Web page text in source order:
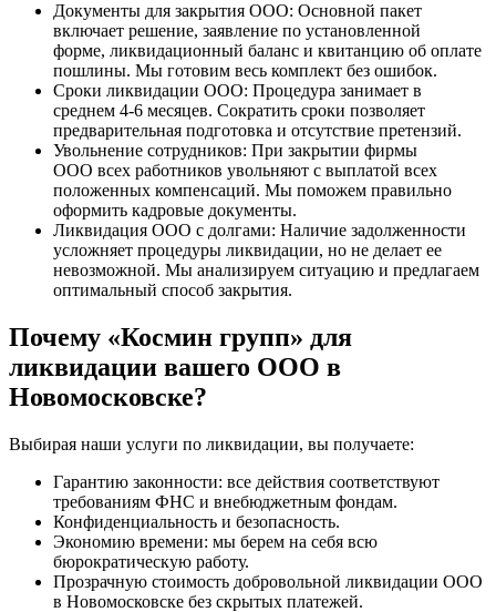
Документы для закрытия ООО: Основной пакет
включает решение, заявление по установленной
форме, ликвидационный баланс и квитанцию об оплате
пошлины. Мы готовим весь комплект без ошибок.
Сроки ликвидации ООО: Процедура занимает в
среднем 4-6 месяцев. Сократить сроки позволяет
предварительная подготовка и отсутствие претензий.
Увольнение сотрудников: При закрытии фирмы
ООО всех работников увольняют с выплатой всех
положенных компенсаций. Мы поможем правильно
оформить кадровые документы.
Ликвидация ООО с долгами: Наличие задолженности
усложняет процедуры ликвидации, но не делает ее
невозможной. Мы анализируем ситуацию и предлагаем
оптимальный способ закрытия.
Почему «Космин групп» для
ликвидации вашего ООО в
Новомосковске?
Выбирая наши услуги по ликвидации, вы получаете:
Гарантию законности: все действия соответствуют
требованиям ФНС и внебюджетным фондам.
Конфиденциальность и безопасность.
Экономию времени: мы берем на себя всю
бюрократическую работу.
Прозрачную стоимость добровольной ликвидации ООО
в Новомосковске без скрытых платежей.